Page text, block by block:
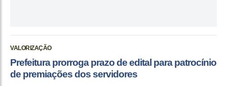
VALORIZAÇÃO
Prefeitura prorroga prazo de edital para patrocínio
de premiações dos servidores